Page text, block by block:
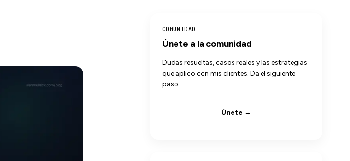
COMUNIDAD
Únete a la comunidad
Dudas resueltas, casos reales y las estrategias
que aplico con mis clientes. Da el siguiente
paso.
Únete →